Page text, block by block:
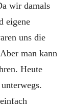
wir damals
eigene
uns die
man kann
Heute